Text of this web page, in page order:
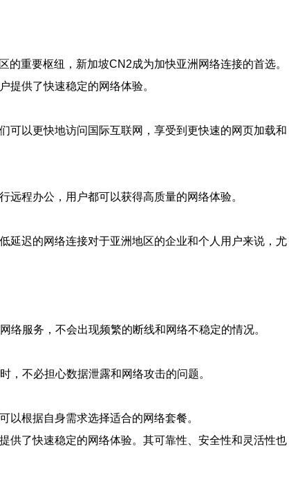
重要枢纽，新加坡CN2成为加快亚洲网络连接的首选。
提供了快速稳定的网络体验。
可以更快地访问国际互联网，享受到更快速的网页加载和
程办公，用户都可以获得高质量的网络体验。
延迟的网络连接对于亚洲地区的企业和个人用户来说，尤
服务，不会出现频繁的断线和网络不稳定的情况。
不必担心数据泄露和网络攻击的问题。
根据自身需求选择适合的网络套餐。
供了快速稳定的网络体验。其可靠性、安全性和灵活性也